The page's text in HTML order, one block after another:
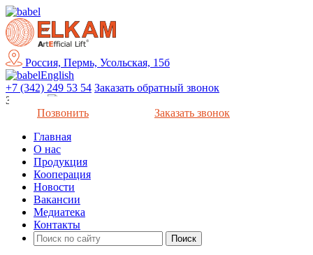
Россия, Пермь, Усольская, 15б
English
+7 (342) 249 53 54 Заказать обратный звонок
Закрыть
Позвонить
Заказать звонок
Главная
О нас
Продукция
Кооперация
Новости
Вакансии
Медиатека
Контакты